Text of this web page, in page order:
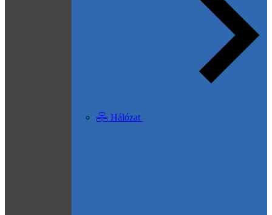
Hálózat